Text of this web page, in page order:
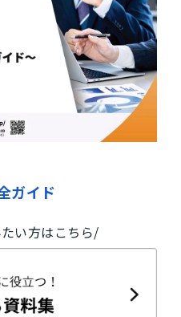
ガイド
い方はこちら/